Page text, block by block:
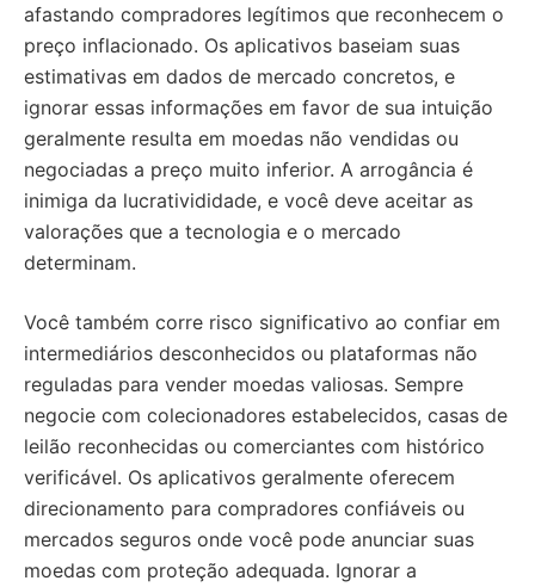
afastando compradores legítimos que reconhecem o
preço inflacionado. Os aplicativos baseiam suas
estimativas em dados de mercado concretos, e
ignorar essas informações em favor de sua intuição
geralmente resulta em moedas não vendidas ou
negociadas a preço muito inferior. A arrogância é
inimiga da lucrativididade, e você deve aceitar as
valorações que a tecnologia e o mercado
determinam.
Você também corre risco significativo ao confiar em
intermediários desconhecidos ou plataformas não
reguladas para vender moedas valiosas. Sempre
negocie com colecionadores estabelecidos, casas de
leilão reconhecidas ou comerciantes com histórico
verificável. Os aplicativos geralmente oferecem
direcionamento para compradores confiáveis ou
mercados seguros onde você pode anunciar suas
moedas com proteção adequada. Ignorar a